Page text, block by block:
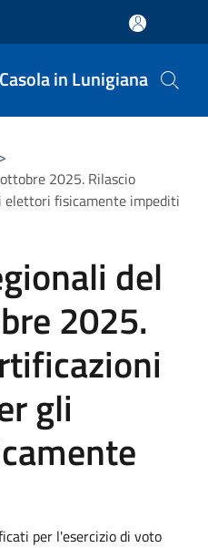
in Lunigiana
>
2025. Rilascio
fisicamente impediti
del
2025.
gli
per l'esercizio di voto